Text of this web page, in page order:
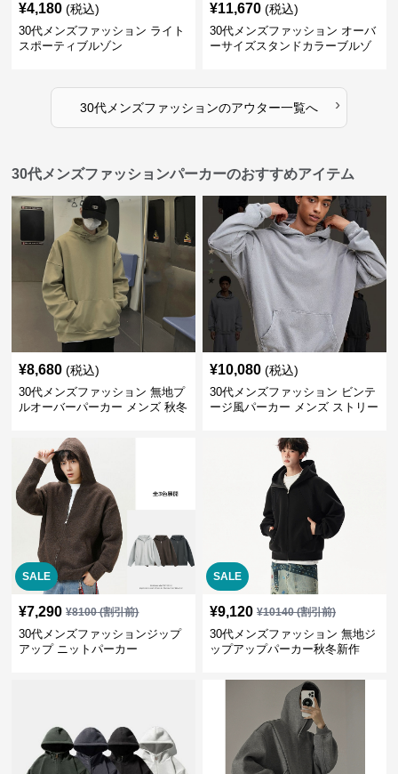
¥4,180 (税込)
30代メンズファッション ライト
スポーティブルゾン
¥11,670 (税込)
30代メンズファッション オーバ
ーサイズスタンドカラーブルゾ
30代メンズファッションのアウター一覧へ ›
30代メンズファッションパーカーのおすすめアイテム
¥8,680 (税込)
30代メンズファッション 無地プ
ルオーバーパーカー メンズ 秋冬
¥10,080 (税込)
30代メンズファッション ビンテ
ージ風パーカー メンズ ストリー
SALE
¥7,290 ¥8100(割引前)
30代メンズファッションジップ
アップ ニットパーカー
SALE
¥9,120 ¥10140(割引前)
30代メンズファッション 無地ジ
ップアップパーカー秋冬新作